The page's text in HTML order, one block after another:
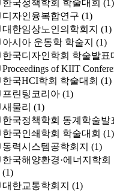
한국정책학회 학술대회 (1)
디자인융복합연구 (1)
대한임상노인의학회지 (1)
아시아 운동학 학술지 (1)
한국디자인학회 학술발표
Proceedings of KIIT
한국HCI학회 학술대회 (1)
프린팅코리아 (1)
새물리 (1)
한국정책학회 동계학술발
한국인쇄학회 학술대회 (1)
동력시스템공학회지 (1)
한국해양환경·에너지학
(1)
대한교통학회지 (1)